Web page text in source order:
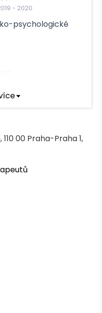
- 2020
psychologické
v komunitně-
00 Praha-Praha 1,